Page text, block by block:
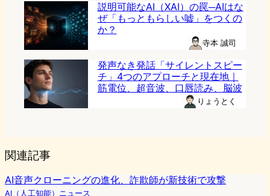
説明可能なAI（XAI）の罠─AIはな
ぜ「もっともらしい嘘」をつくの
か？
寺本 誠司
発声なき発話「サイレントスピー
チ」4つのアプローチと現在地｜
筋電位、超音波、口唇読み、脳波
りょうとく
関連記事
AI音声クローニングの進化、詐欺師が新技術で攻撃
AI（人工知能）ニュース